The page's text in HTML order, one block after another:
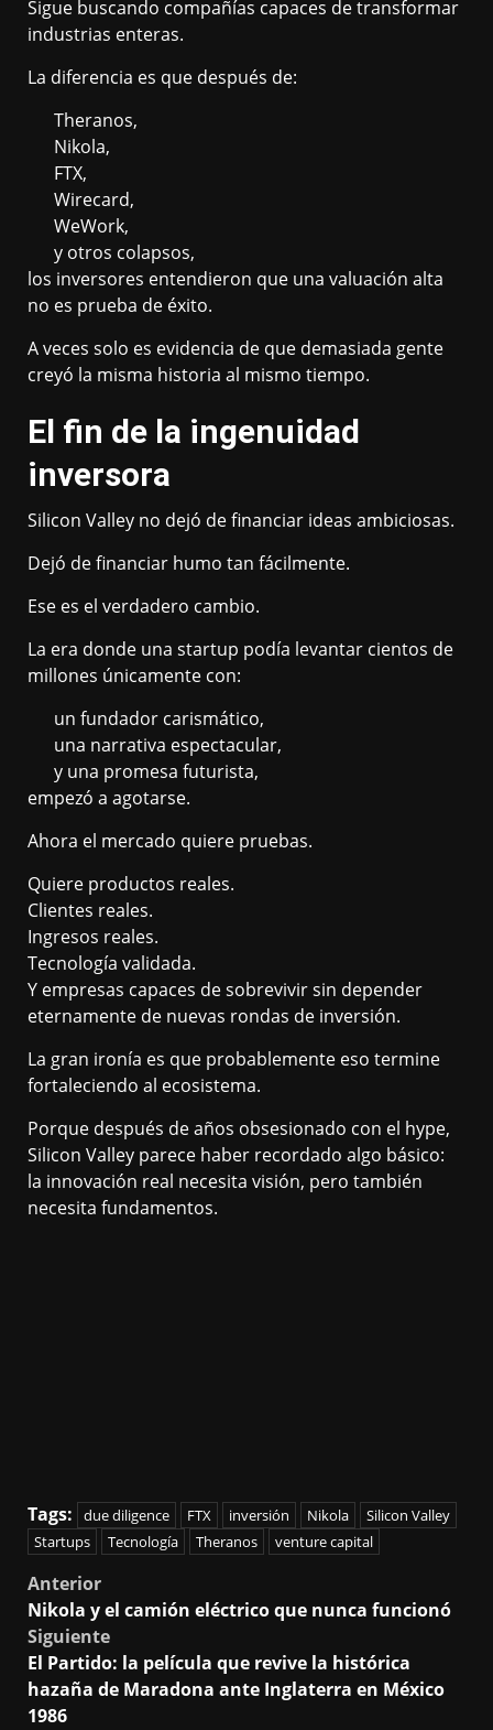
Sigue buscando compañías capaces de transformar
industrias enteras.
La diferencia es que después de:
Theranos,
Nikola,
FTX,
Wirecard,
WeWork,
y otros colapsos,
los inversores entendieron que una valuación alta
no es prueba de éxito.
A veces solo es evidencia de que demasiada gente
creyó la misma historia al mismo tiempo.
El fin de la ingenuidad
inversora
Silicon Valley no dejó de financiar ideas ambiciosas.
Dejó de financiar humo tan fácilmente.
Ese es el verdadero cambio.
La era donde una startup podía levantar cientos de
millones únicamente con:
un fundador carismático,
una narrativa espectacular,
y una promesa futurista,
empezó a agotarse.
Ahora el mercado quiere pruebas.
Quiere productos reales.
Clientes reales.
Ingresos reales.
Tecnología validada.
Y empresas capaces de sobrevivir sin depender
eternamente de nuevas rondas de inversión.
La gran ironía es que probablemente eso termine
fortaleciendo al ecosistema.
Porque después de años obsesionado con el hype,
Silicon Valley parece haber recordado algo básico:
la innovación real necesita visión, pero también
necesita fundamentos.
Tags: due diligence FTX inversión Nikola
Silicon Valley
Startups
Tecnología Theranos venture capital
Post
navigation
Anterior
Nikola y el camión eléctrico que nunca funcionó
Siguiente
El Partido: la película que revive la histórica
hazaña de Maradona ante Inglaterra en México
1986